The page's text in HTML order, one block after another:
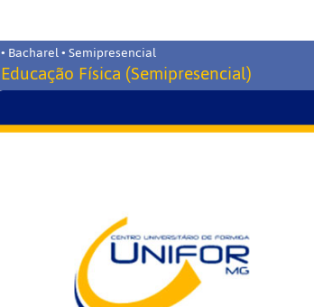
• Bacharel • Semipresencial
Educação Física (Semipresencial)